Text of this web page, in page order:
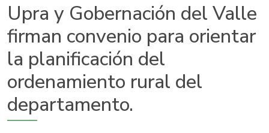
Upra y Gobernación del Valle
firman convenio para orientar
la planificación del
ordenamiento rural del
departamento.